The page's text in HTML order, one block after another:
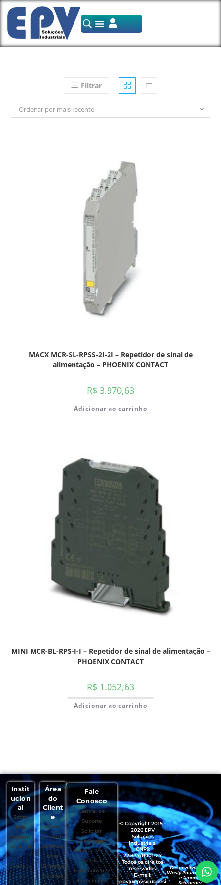
Filtrar
Ordenar por mais recente
MACX MCR-SL-RPSS-2I-2I – Repetidor de sinal de
alimentação – PHOENIX CONTACT
R$ 3.970,63
Adicionar ao carrinho
MINI MCR-BL-RPS-I-I – Repetidor de sinal de alimentação –
PHOENIX CONTACT
R$ 1.052,63
Adicionar ao carrinho
Instit
ucion
al
Sobre
Nós
Sustent
abilidad
e
Política
de
Área
do
Client
e
Meus
Pedidos
Acompa
nhar
Entrega
Dúvidas
Fale
Conosco
Central de
Suporte
Solicitar
Orçamento
Solicitar Visita
Técnica
Falar com um
Especialista
© Copyright 2015 -
2026 EPV
Soluções
Industriais.
CNPJ:
22.837/0001-27
Todos os direitos
reservados.
E-mail:
epv@epvsolucoesi
Desenvolvido por
Wasly Paumgartten
e Amaury
Schroeder